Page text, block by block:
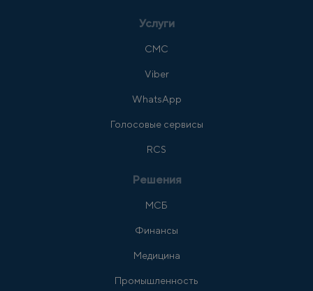
Услуги
СМС
Viber
WhatsApp
Голосовые сервисы
RCS
Решения
МСБ
Финансы
Медицина
Промышленность